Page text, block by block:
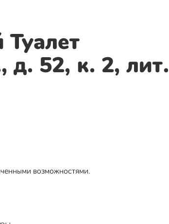
д. 52, к. 2, лит.
возможностями.